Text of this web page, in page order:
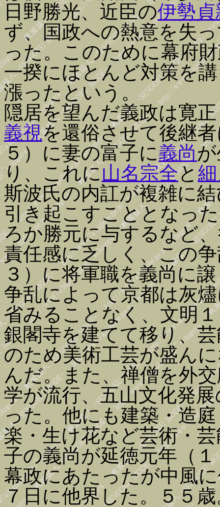
日野勝光、近臣の伊勢貞
ず、国政への熱意を失
った。このために幕府
一揆にほとんど対策を
漲ったという。
隠居を望んだ義政は寛
義視を還俗させて後継
５）に妻の富子に義尚
り、これに山名宗全と
斯波氏の内訌が複雑に
引き起こすこととなっ
ろか勝元に与するなど
責任感に乏しく、この
３）に将軍職を義尚に
争乱によって京都は灰
省みることなく、文明
銀閣寺を建てて移り、
のため美術工芸が盛ん
んだ。また、禅僧を外
学が流行、五山文化発
った。他にも建築・造
楽・生け花など芸術・
子の義尚が延徳元年（
幕政にあたったが中風
７日に他界した。５５